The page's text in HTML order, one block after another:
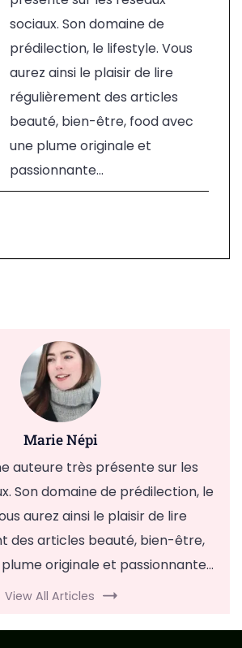
sociaux. Son domaine de
prédilection, le lifestyle. Vous
aurez ainsi le plaisir de lire
régulièrement des articles
beauté, bien-être, food avec
une plume originale et
passionnante...
Marie Népi
auteure très présente sur les
Son domaine de prédilection, le
aurez ainsi le plaisir de lire
des articles beauté, bien-être,
originale et passionnante...
View All Articles